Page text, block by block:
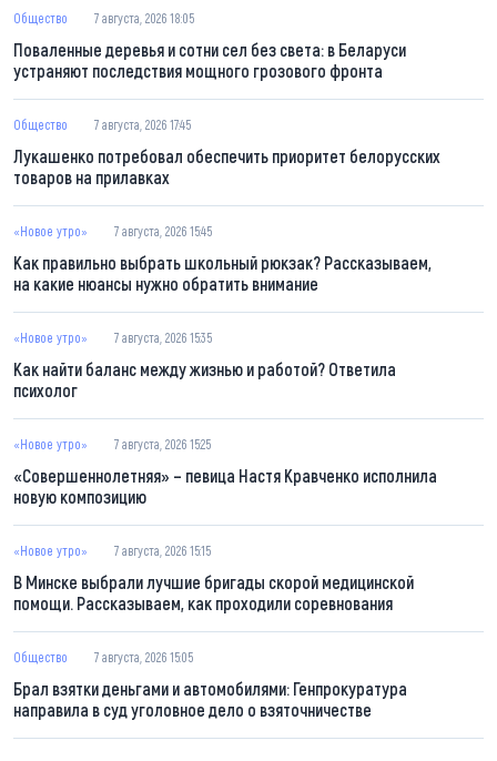
Общество 7 августа, 2026 18:05
Поваленные деревья и сотни сел без света: в Беларуси
устраняют последствия мощного грозового фронта
Общество 7 августа, 2026 17:45
Лукашенко потребовал обеспечить приоритет белорусских
товаров на прилавках
«Новое утро» 7 августа, 2026 15:45
Как правильно выбрать школьный рюкзак? Рассказываем,
на какие нюансы нужно обратить внимание
«Новое утро» 7 августа, 2026 15:35
Как найти баланс между жизнью и работой? Ответила
психолог
«Новое утро» 7 августа, 2026 15:25
«Совершеннолетняя» – певица Настя Кравченко исполнила
новую композицию
«Новое утро» 7 августа, 2026 15:15
В Минске выбрали лучшие бригады скорой медицинской
помощи. Рассказываем, как проходили соревнования
Общество 7 августа, 2026 15:05
Брал взятки деньгами и автомобилями: Генпрокуратура
направила в суд уголовное дело о взяточничестве